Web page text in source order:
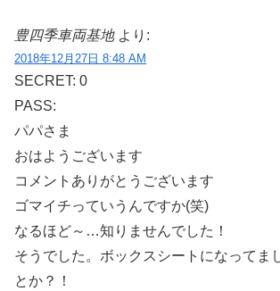
豊四季車両基地 より:
2018年12月27日 8:48 AM
SECRET: 0
PASS:
パパさま
おはようございます
コメントありがとうございます
ゴマイチっていうんですか(笑)
なるほど～…知りませんでした！
そうでした。ボックスシートになってま
とか？！